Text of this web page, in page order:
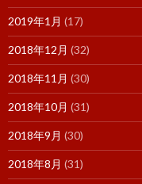
2019年1月 (17)
2018年12月 (32)
2018年11月 (30)
2018年10月 (31)
2018年9月 (30)
2018年8月 (31)